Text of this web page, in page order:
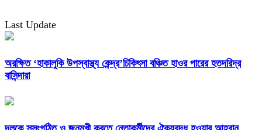
Last Update
অরক্ষিত ‘হাকালুকি উপস্বাস্থ্য কেন্দ্র’চিকিৎসা বঞ্চিত হাওর পারের হতদরিদ্র
বাসিন্দারা